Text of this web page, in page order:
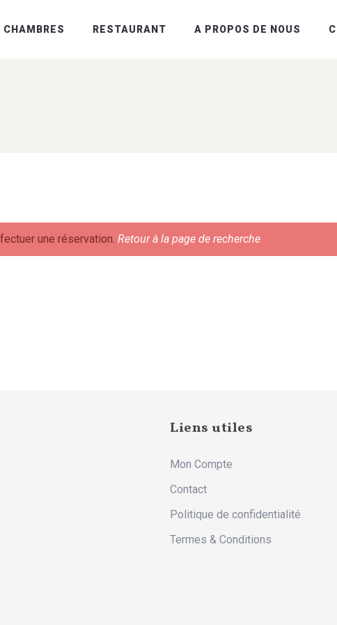
CHAMBRES RESTAURANT A PROPOS DE NOUS
une réservation. Retour à la page de recherche
Liens utiles
Mon Compte
Contact
Politique de confidentialité
Termes & Conditions